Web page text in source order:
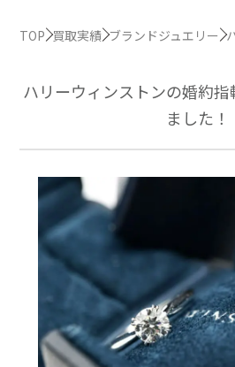
TOP 買取実績 ブランドジュエリー
ハリーウィンストンの婚約
ました！